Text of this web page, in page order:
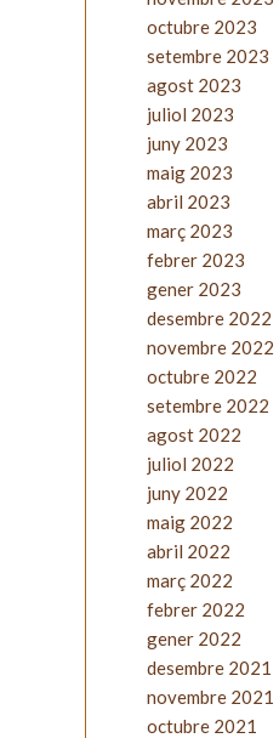
octubre 2023
setembre 2023
agost 2023
juliol 2023
juny 2023
maig 2023
abril 2023
març 2023
febrer 2023
gener 2023
desembre 2022
novembre 2022
octubre 2022
setembre 2022
agost 2022
juliol 2022
juny 2022
maig 2022
abril 2022
març 2022
febrer 2022
gener 2022
desembre 2021
novembre 2021
octubre 2021